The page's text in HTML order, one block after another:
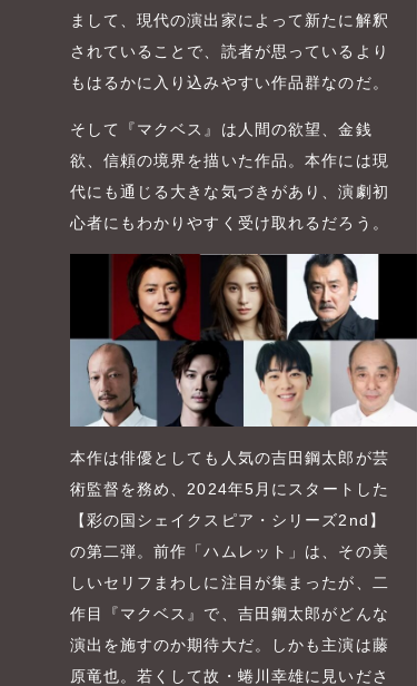
まして、現代の演出家によって新たに解釈
されていることで、読者が思っているより
もはるかに入り込みやすい作品群なのだ。
そして『マクベス』は人間の欲望、金銭
欲、信頼の境界を描いた作品。本作には現
代にも通じる大きな気づきがあり、演劇初
心者にもわかりやすく受け取れるだろう。
本作は俳優としても人気の吉田鋼太郎が芸
術監督を務め、2024年5月にスタートした
【彩の国シェイクスピア・シリーズ2nd】
の第二弾。前作「ハムレット」は、その美
しいセリフまわしに注目が集まったが、二
作目『マクベス』で、吉田鋼太郎がどんな
演出を施すのか期待大だ。しかも主演は藤
原竜也。若くして故・蜷川幸雄に見いださ